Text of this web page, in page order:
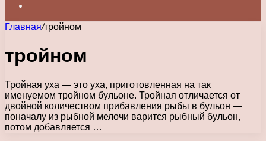
Главная/тройном
тройном
Тройная уха — это уха, приготовленная на так
именуемом тройном бульоне. Тройная отличается от
двойной количеством прибавления рыбы в бульон —
поначалу из рыбной мелочи варится рыбный бульон,
потом добавляется …